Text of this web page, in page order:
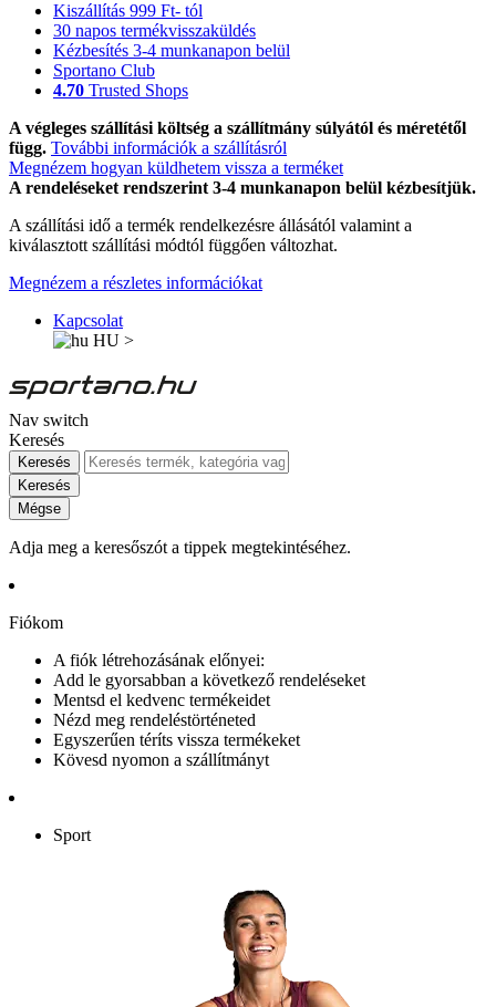
Kiszállítás 999 Ft- tól
30 napos termékvisszaküldés
Kézbesítés 3-4 munkanapon belül
Sportano Club
4.70 Trusted Shops
A végleges szállítási költség a szállítmány súlyától és méretétől
függ. További információk a szállításról
Megnézem hogyan küldhetem vissza a terméket
A rendeléseket rendszerint 3-4 munkanapon belül kézbesítjük.
A szállítási idő a termék rendelkezésre állásától valamint a
kiválasztott szállítási módtól függően változhat.
Megnézem a részletes információkat
Kapcsolat
HU >
Nav switch
Keresés
Keresés
Keresés
Mégse
Adja meg a keresőszót a tippek megtekintéséhez.
Fiókom
A fiók létrehozásának előnyei:
Add le gyorsabban a következő rendeléseket
Mentsd el kedvenc termékeidet
Nézd meg rendeléstörténeted
Egyszerűen téríts vissza termékeket
Kövesd nyomon a szállítmányt
Sport